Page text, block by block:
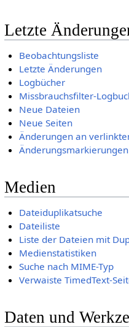
Letzte
Beobachtungsliste
Letzte Änderungen
Logbücher
Missbrauchsfilter-
Neue Dateien
Neue Seiten
Änderungen an
Änderungsmarkierungen
Medien
Dateiduplikatsuche
Dateiliste
Liste der Dateien mit
Medienstatistiken
Suche nach MIME-Typ
Verwaiste TimedText-
Daten und